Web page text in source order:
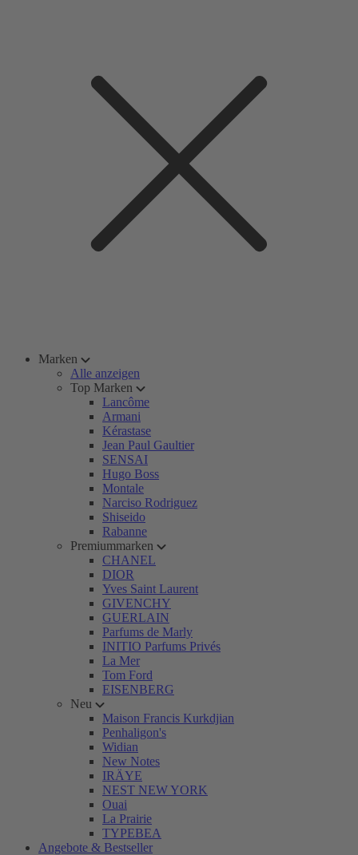
Marken
Alle anzeigen
Top Marken
Lancôme
Armani
Kérastase
Jean Paul Gaultier
SENSAI
Hugo Boss
Montale
Narciso Rodriguez
Shiseido
Rabanne
Premiummarken
CHANEL
DIOR
Yves Saint Laurent
GIVENCHY
GUERLAIN
Parfums de Marly
INITIO Parfums Privés
La Mer
Tom Ford
EISENBERG
Neu
Maison Francis Kurkdjian
Penhaligon's
Widian
New Notes
IRÄYE
NEST NEW YORK
Ouai
La Prairie
TYPEBEA
Angebote & Bestseller